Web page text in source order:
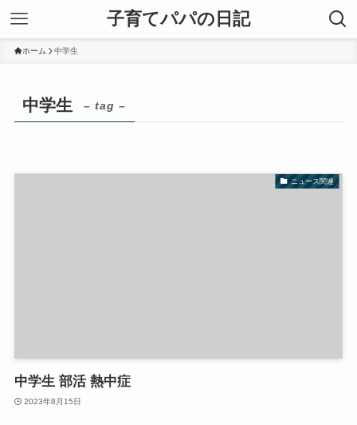
子育てパパの日記
ホーム 中学生
中学生 – tag –
ニュース関連
中学生 部活 熱中症
2023年8月15日